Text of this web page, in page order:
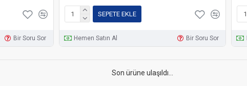
Bir Soru Sor
SEPETE EKLE
Hemen Satın Al Bir Soru Sor
Son ürüne ulaşıldı...